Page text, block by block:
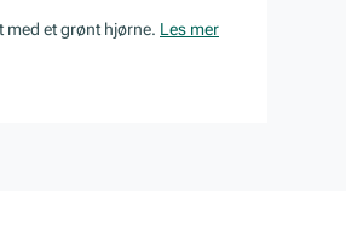
med et grønt hjørne. Les mer